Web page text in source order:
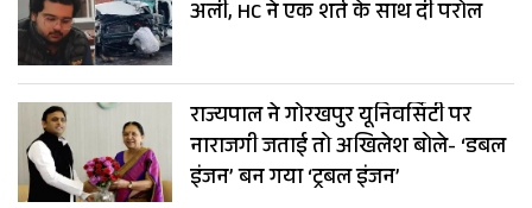
अली, HC ने एक शर्त के साथ दी परोल
राज्यपाल ने गोरखपुर यूनिवर्सिटी पर
नाराजगी जताई तो अखिलेश बोले- ‘डबल
इंजन’ बन गया ‘ट्रबल इंजन’